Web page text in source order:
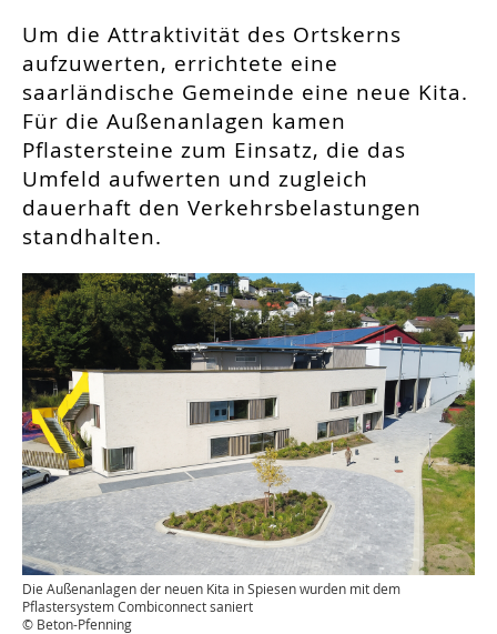
Um die Attraktivität des Ortskerns
aufzuwerten, errichtete eine
saarländische Gemeinde eine neue Kita.
Für die Außenanlagen kamen
Pflastersteine zum Einsatz, die das
Umfeld aufwerten und zugleich
dauerhaft den Verkehrsbelastungen
standhalten.
Die Außenanlagen der neuen Kita in Spiesen wurden mit dem
Pflastersystem Combiconnect saniert
© Beton-Pfenning